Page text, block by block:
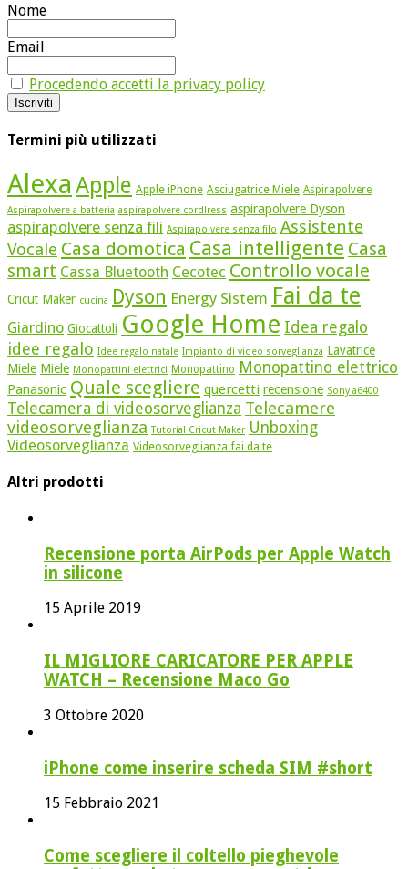
Nome
Email
Procedendo accetti la privacy policy
Termini più utilizzati
Alexa Apple Apple iPhone Asciugatrice Miele Aspirapolvere
Aspirapolvere a batteria aspirapolvere cordlress aspirapolvere Dyson
aspirapolvere senza fili Aspirapolvere senza filo Assistente
Vocale Casa domotica Casa intelligente Casa
smart Cassa Bluetooth Cecotec Controllo vocale
Cricut Maker cucina Dyson Energy Sistem Fai da te
Giardino Giocattoli Google Home Idea regalo
idee regalo Idee regalo natale Impianto di video sorveglianza Lavatrice
Miele Miele Monopattini elettrici Monopattino Monopattino elettrico
Panasonic Quale scegliere quercetti recensione Sony a6400
Telecamera di videosorveglianza Telecamere
videosorveglianza Tutorial Cricut Maker Unboxing
Videosorveglianza Videosorveglianza fai da te
Altri prodotti
Recensione porta AirPods per Apple Watch
in silicone
15 Aprile 2019
IL MIGLIORE CARICATORE PER APPLE
WATCH – Recensione Maco Go
3 Ottobre 2020
iPhone come inserire scheda SIM #short
15 Febbraio 2021
Come scegliere il coltello pieghevole